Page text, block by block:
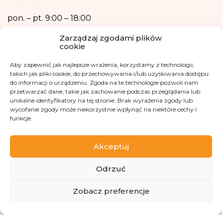
Zarządzaj zgodami plików
cookie
Aby zapewnić jak najlepsze wrażenia, korzystamy z technologii,
takich jak pliki cookie, do przechowywania i/lub uzyskiwania dostępu
do informacji o urządzeniu. Zgoda na te technologie pozwoli nam
przetwarzać dane, takie jak zachowanie podczas przeglądania lub
unikalne identyfikatory na tej stronie. Brak wyrażenia zgody lub
wycofanie zgody może niekorzystnie wpłynąć na niektóre cechy i
funkcje.
Akceptuj
Odrzuć
Zobacz preferencje
również w formie profilowania.
pon. – pt. 9:00 – 18:00
Kontakt mailowy
kontakt@fundacjakasisi.pl
Inspektor Danych Osobowych
Klaudia Kwiatkowska
Odwiedź nas na